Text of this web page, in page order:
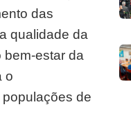
das
qualidade da
bem-estar da
o
de